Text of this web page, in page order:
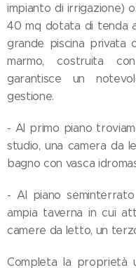
impianto di irrigazione)
40 mq dotata di tenda
grande piscina privata
marmo, costruita
garantisce un
gestione.
- Al primo piano
studio, una camera da
bagno con vasca
- Al piano
ampia taverna in cui
camere da letto, un
Completa la proprietà